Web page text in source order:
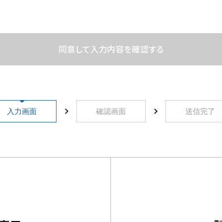
遂行のため。
め。
、利用者様の同意を得ずに第三者に開示する事は原則い
入力画面 確認画面 送信完了